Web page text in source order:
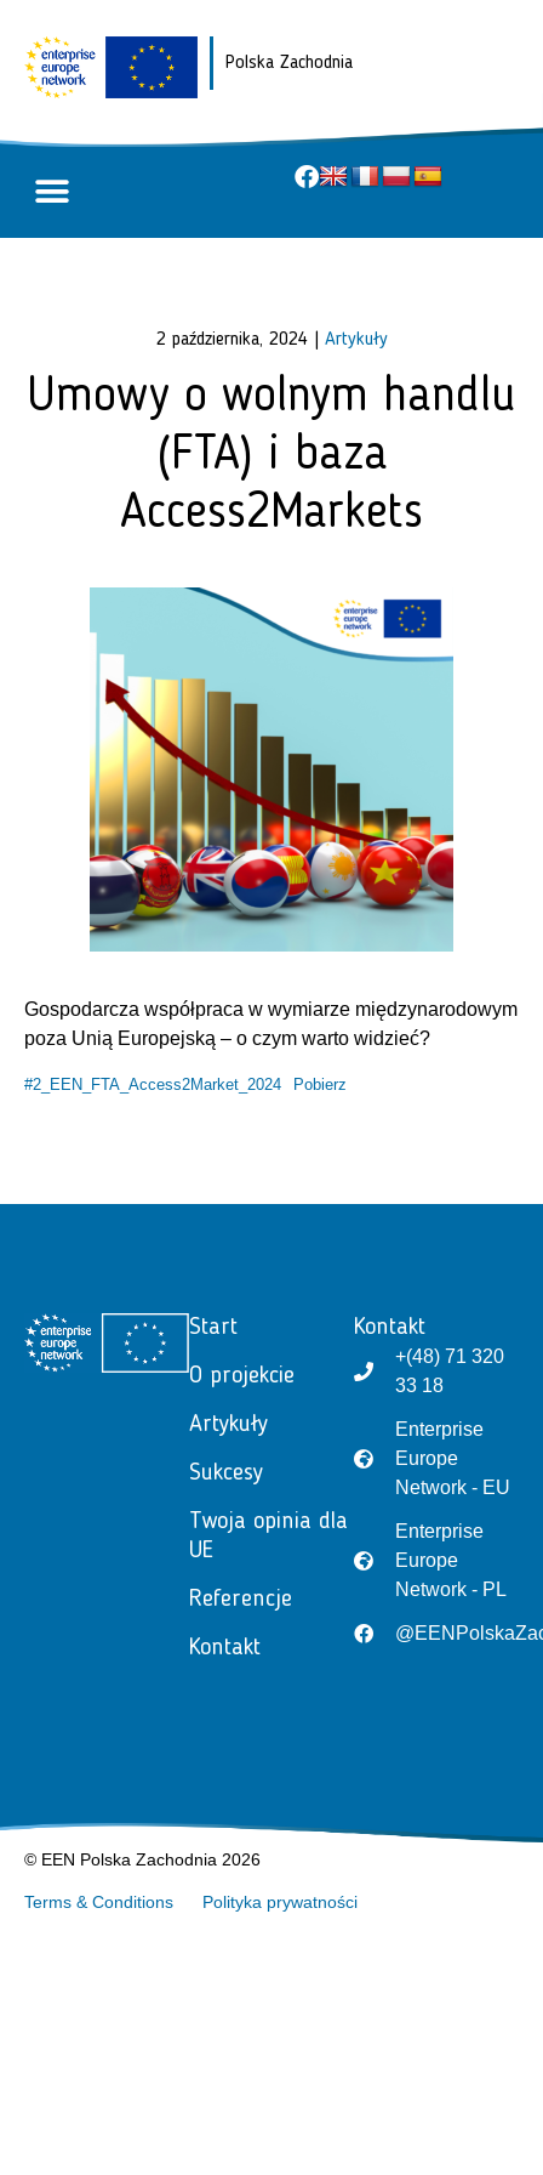
Polska Zachodnia
2 października, 2024 Artykuły
Umowy o wolnym handlu
(FTA) i baza
Access2Markets
Gospodarcza współpraca w wymiarze międzynarodowym
poza Unią Europejską – o czym warto widzieć?
#2_EEN_FTA_Access2Market_2024 Pobierz
Start
O projekcie
Artykuły
Sukcesy
Twoja opinia dla
UE
Referencje
Kontakt
Kontakt
+(48) 71 320
33 18
Enterprise
Europe
Network - EU
Enterprise
Europe
Network - PL
© EEN Polska Zachodnia 2026
Terms & Conditions Polityka prywatności